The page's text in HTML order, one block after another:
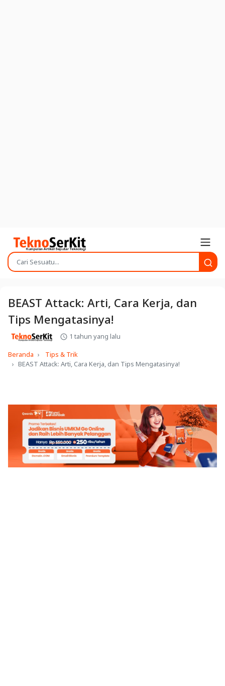
BEAST Attack: Arti, Cara Kerja, dan
Tips Mengatasinya!
1 tahun yang lalu
Beranda
Tips & Trik
BEAST Attack: Arti, Cara Kerja, dan Tips Mengatasinya!